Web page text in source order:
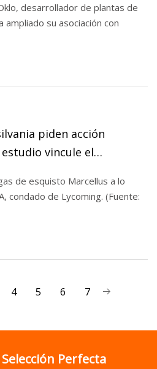
desarrollador de plantas de
su asociación con
piden acción
vincule el
de esquisto Marcellus a lo
de Lycoming. (Fuente:
4 5 6 7
Perfecta